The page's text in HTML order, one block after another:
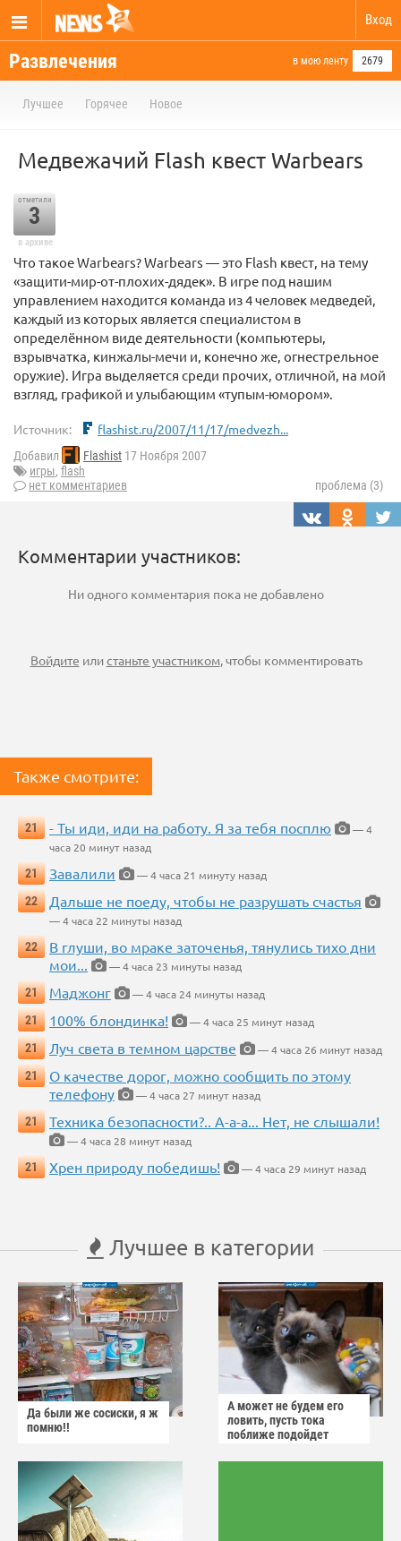
Вход
Развлечения в мою ленту 2679
Лучшее Горячее Новое
Медвежачий Flash квест Warbears
отметили
3
в архиве
Что такое Warbears? Warbears — это Flash квест, на тему
«защити-мир-от-плохих-дядек». В игре под нашим
управлением находится команда из 4 человек медведей,
каждый из которых является специалистом в
определённом виде деятельности (компьютеры,
взрывчатка, кинжалы-мечи и, конечно же, огнестрельное
оружие). Игра выделяется среди прочих, отличной, на мой
взгляд, графикой и улыбающим «тупым-юмором».
Источник: flashist.ru/2007/11/17/medvezh...
Добавил Flashist 17 Ноября 2007
игры, flash
нет комментариев
проблема (3)
Комментарии участников:
Ни одного комментария пока не добавлено
Войдите илистаньте участником, чтобы комментировать
Также смотрите:
21 - Ты иди, иди на работу. Я за тебя посплю
— 4
часа 20 минут назад
21
Завалили
— 4 часа 21 минуту назад
22
Дальше не поеду, чтобы не разрушать счастья
— 4 часа 22 минуты назад
22
В глуши, во мраке заточенья, тянулись тихо дни
мои...
— 4 часа 23 минуты назад
21
Маджонг
— 4 часа 24 минуты назад
21
100% блондинка!
— 4 часа 25 минут назад
21
Луч света в темном царстве
— 4 часа 26 минут назад
21
О качестве дорог, можно сообщить по этому
телефону
— 4 часа 27 минут назад
21
Техника безопасности?.. А-а-а... Нет, не слышали!
— 4 часа 28 минут назад
21
Хрен природу победишь! — 4 часа 29 минут назад
Лучшее в категории
Да были же сосиски, я ж
помню!!
А может не будем его
ловить, пусть тока
поближе подойдет